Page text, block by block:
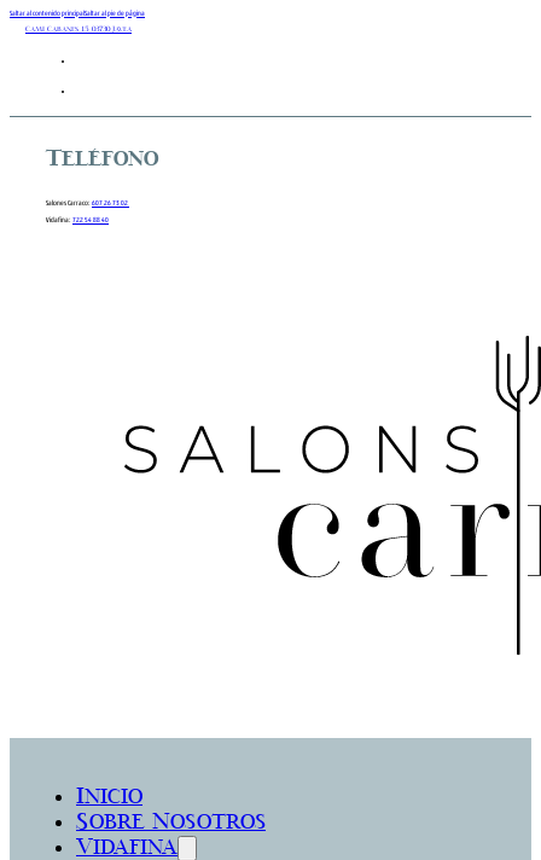
Saltar al contenido principalSaltar al pie de página
Camí Cabanes 15 03730 Javea
Teléfono
Salones Carraco: 607 26 73 02
Vidafina: 722 54 88 40
Inicio
Sobre Nosotros
Vidafina